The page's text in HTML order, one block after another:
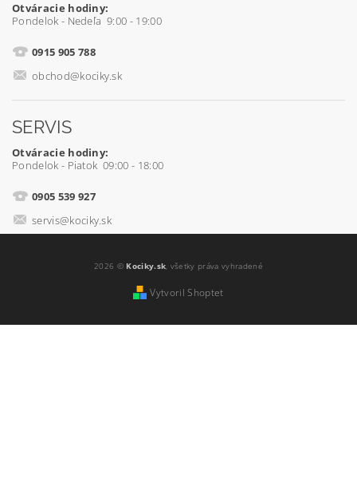
Otváracie hodiny:
Pondelok - Nedeľa 9:00 - 19:00
0915 905 788
obchod@kociky.sk
SERVIS
Otváracie hodiny:
Pondelok - Piatok 09:00 - 18:00
0905 539 927
servis@kociky.sk
2026 © Kociky.sk, všetky práva vyhradené
Vytvoril Shoptet